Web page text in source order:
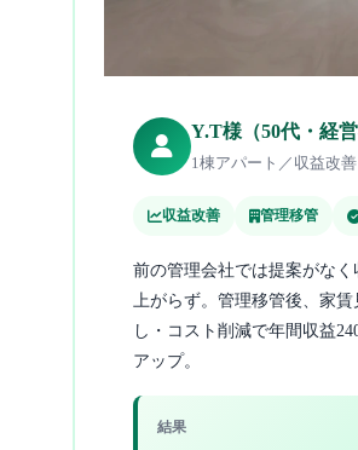
Y.T様（50代・経営
1棟アパート／収益改善
収益改善 管理移管
前の管理会社では提案がなく
上がらず。管理移管後、家賃
し・コスト削減で年間収益
アップ。
結果